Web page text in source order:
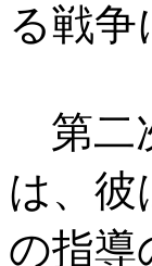
る戦
第二
は、彼
の指導